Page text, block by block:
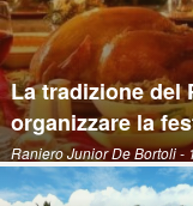
La tradizione del
organizzare la
Raniero Junior De Bortoli-